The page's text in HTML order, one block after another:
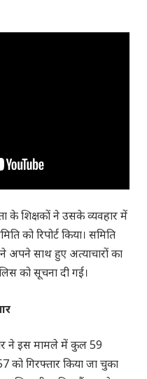
के शिक्षकों ने उसके व्यवहार में
को रिपोर्ट किया। समिति
ने अपने साथ हुए अत्याचारों का
को सूचना दी गई।
ने इस मामले में कुल 59
को गिरफ्तार किया जा चुका